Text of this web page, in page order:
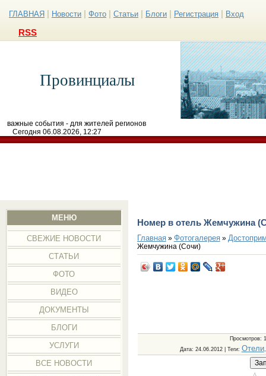
ГЛАВНАЯ Новости Фото Статьи Блоги Регистрация Вход
RSS
Провинциалы
важные события - для жителей регионов
Сегодня 06.08.2026, 12:27
МЕНЮ
СВЕЖИЕ НОВОСТИ
СТАТЬИ
ФОТО
ВИДЕО
ДОКУМЕНТЫ
БЛОГИ
УСЛУГИ
ВСЕ НОВОСТИ
Номер в отель Жемчужина
Главная» Фотогалерея»
Жемчужина (Сочи)
Просмотров:
Дата: 24.06.2012 | Теги: Отели